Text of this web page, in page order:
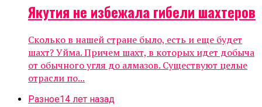
Якутия не избежала гибели шахтеров
Сколько в нашей стране было, есть и еще будет
шахт? Уйма. Причем шахт, в которых идет добыча
от обычного угля до алмазов. Существуют целые
отрасли по...
Разное14 лет назад